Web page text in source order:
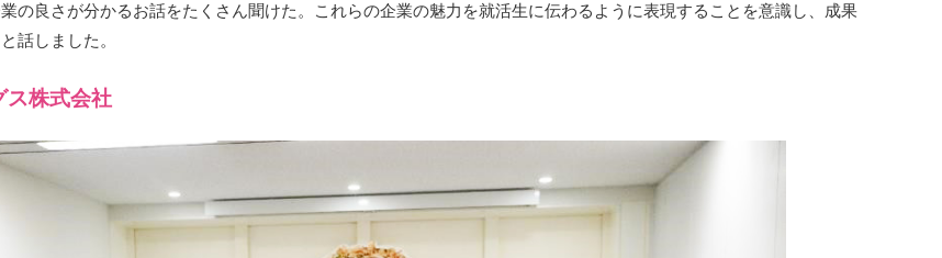
の良さが分かるお話をたくさん聞けた。これらの企業の魅力を就活生に伝わるように表現することを意識し、成果
話しました。
ス株式会社